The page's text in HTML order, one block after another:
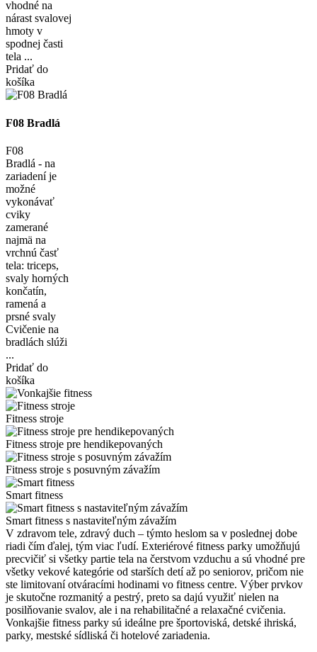
vhodné na
nárast svalovej
hmoty v
spodnej časti
tela ...
Pridať do
košíka
F08 Bradlá
F08
Bradlá - na
zariadení je
možné
vykonávať
cviky
zamerané
najmä na
vrchnú časť
tela: triceps,
svaly horných
končatín,
ramená a
prsné svaly
Cvičenie na
bradlách slúži
...
Pridať do
košíka
Fitness stroje
Fitness stroje pre hendikepovaných
Fitness stroje s posuvným závažím
Smart fitness
Smart fitness s nastaviteľným závažím
V zdravom tele, zdravý duch – týmto heslom sa v poslednej dobe
riadi čím ďalej, tým viac ľudí. Exteriérové fitness parky umožňujú
precvičiť si všetky partie tela na čerstvom vzduchu a sú vhodné pre
všetky vekové kategórie od starších detí až po seniorov, pričom nie
ste limitovaní otváracími hodinami vo fitness centre. Výber prvkov
je skutočne rozmanitý a pestrý, preto sa dajú využiť nielen na
posilňovanie svalov, ale i na rehabilitačné a relaxačné cvičenia.
Vonkajšie fitness parky sú ideálne pre športoviská, detské ihriská,
parky, mestské sídliská či hotelové zariadenia.